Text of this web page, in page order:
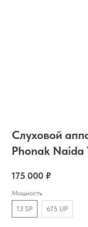
Слуховой
Phonak Naida
175 000 ₽
Мощность
13 SP
675 UP